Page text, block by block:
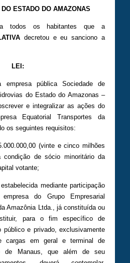
ESTADO DO AMAZONAS
todos os habitantes que a
decretou e eu sanciono a
LEI:
pública Sociedade de
do Estado do Amazonas –
e integralizar as ações do
Equatorial Transportes da
os seguintes requisitos:
(vinte e cinco milhões
condição de sócio minoritário da
votante;
mediante participação
do Grupo Empresarial
Amazônia Ltda., já constituída ou
para o fim específico de
público e privado, exclusivamente
cargas em geral e terminal de
de Manaus, que além de seu